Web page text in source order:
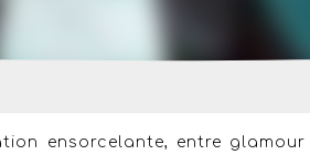
ensorcelante, entre glamour